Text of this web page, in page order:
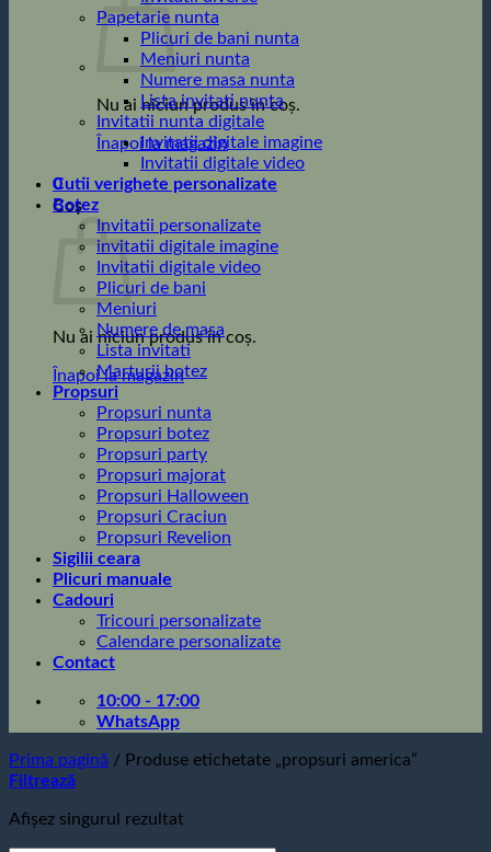
Nu ai niciun produs în coș.
Înapoi la magazin
0
Coș
Nu ai niciun produs în coș.
Înapoi la magazin
Papetarie nunta
Plicuri de bani nunta
Meniuri nunta
Numere masa nunta
Lista invitati nunta
Invitatii nunta digitale
Invitatii digitale imagine
Invitatii digitale video
Cutii verighete personalizate
Botez
Invitatii personalizate
invitatii digitale imagine
Invitatii digitale video
Plicuri de bani
Meniuri
Numere de masa
Lista invitati
Marturii botez
Propsuri
Propsuri nunta
Propsuri botez
Propsuri party
Propsuri majorat
Propsuri Halloween
Propsuri Craciun
Propsuri Revelion
Sigilii ceara
Plicuri manuale
Cadouri
Tricouri personalizate
Calendare personalizate
Contact
10:00 - 17:00
WhatsApp
Prima pagină / Produse etichetate „propsuri america”
Filtrează
Afișez singurul rezultat